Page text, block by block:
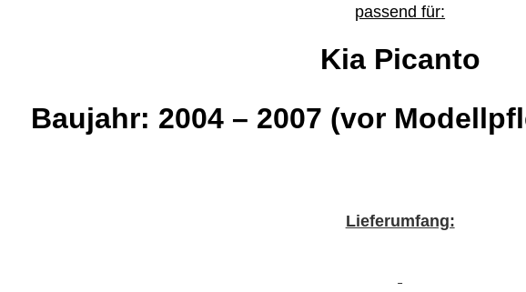
passend für:
Kia Picanto
Baujahr: 2004 – 2007 (vor
Lieferumfang: